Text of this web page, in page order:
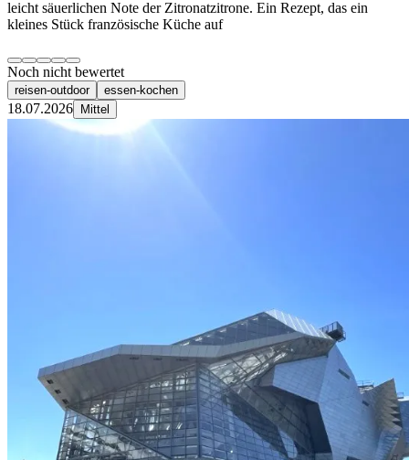
leicht säuerlichen Note der Zitronatzitrone. Ein Rezept, das ein
kleines Stück französische Küche auf
Noch nicht bewertet
reisen-outdoor essen-kochen
18.07.2026 Mittel